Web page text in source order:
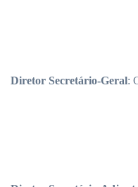
Diretor Secretário-Geral: